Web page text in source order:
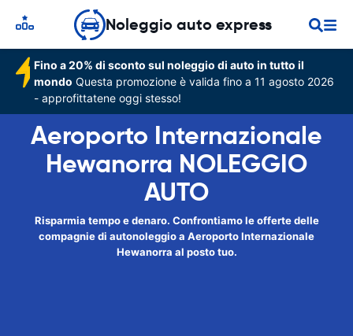
Noleggio auto express
Fino a 20% di sconto sul noleggio di auto in tutto il
mondo Questa promozione è valida fino a 11 agosto 2026
- approfittatene oggi stesso!
Aeroporto Internazionale
Hewanorra NOLEGGIO
AUTO
Risparmia tempo e denaro. Confrontiamo le offerte delle
compagnie di autonoleggio a Aeroporto Internazionale
Hewanorra al posto tuo.